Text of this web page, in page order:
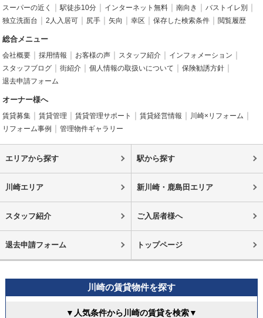
スーパーの近く
駅徒歩10分 インターネット無料 南向き
バストイレ別
独立洗面台
2人入居可 尻手 矢向 幸区 保存した検索条件 閲覧履歴
総合メニュー
会社概要 採用情報 お客様の声 スタッフ紹介
インフォメーション
スタッフブログ
街紹介 個人情報の取扱いについて
保険勧誘方針
退去申請フォーム
オーナー様へ
賃貸募集 賃貸管理 賃貸管理サポート 賃貸経営情報
川崎×リフォーム
リフォーム事例
管理物件ギャラリー
エリアから探す 駅から探す
川崎エリア 新川崎・鹿島田エリア
スタッフ紹介 ご入居者様へ
退去申請フォーム トップページ
川崎の賃貸物件を探す
▼人気条件から川崎の賃貸を検索▼